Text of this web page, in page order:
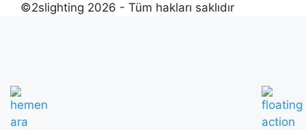
©2slighting 2026 - Tüm hakları saklıdır